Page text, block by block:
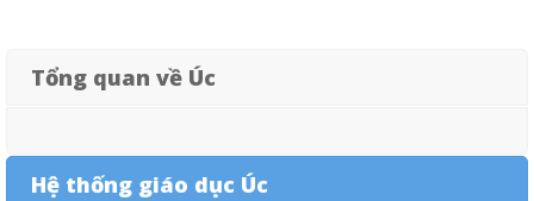
Tổng quan về Úc
Hệ thống giáo dục Úc